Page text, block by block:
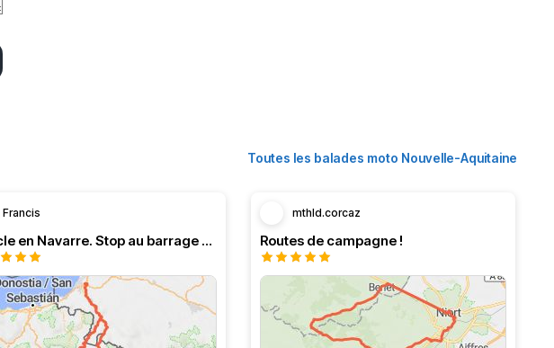
Toutes les balades moto Nouvelle-Aquitaine
Francis
Boucle en Navarre. Stop au barrage d’Eugi.
mthld.corcaz
Routes de campagne !